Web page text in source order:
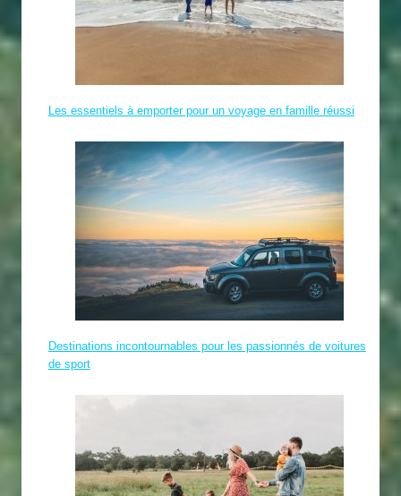
Les essentiels à emporter pour un voyage en famille réussi
Destinations incontournables pour les passionnés de voitures
de sport